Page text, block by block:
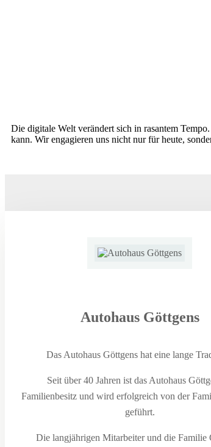
Die digitale Welt verändert sich in rasantem
kann. Wir engagieren uns nicht nur für heute,
Autohaus Göttgens
Das Autohaus Göttgens hat eine lange
Seit über 40 Jahren ist das Autohaus
Familienbesitz und wird erfolgreich von der
geführt.
Die langjährigen Mitarbeiter und die Familie